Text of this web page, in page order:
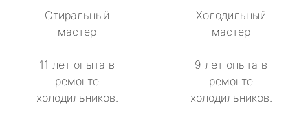
Стиральный
мастер
11 лет опыта в
ремонте
холодильников.
Холодильный
мастер
9 лет опыта в
ремонте
холодильников.